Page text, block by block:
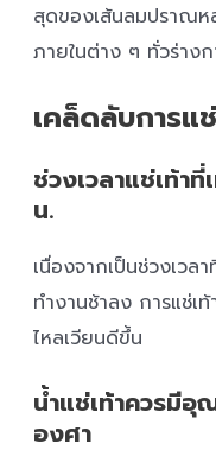
สุดของเส้นลมปราณห
ภายในต่าง ๆ ทั่วร่าง
เคล็ดลับการแ
ช่วงเวลาแช่เท้า
น.
เนื่องจากเป็นช่วงเว
ทำงานช้าลง การแช่เท้
ไหลเวียนดีขึ้น
น้ำแช่เท้าควรมี
องศา